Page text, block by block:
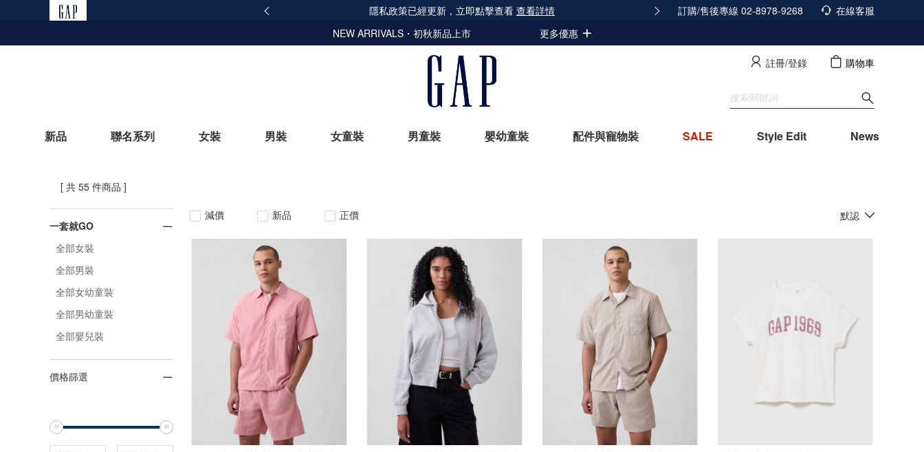
165反詐騙安全宣導 隱私政策已經更新，立即點擊查看 查看詳情 積分發放調整公告查看詳情
訂購/售後專線 02-8978-9268
在線客服
NEW ARRIVALS・初秋新品上市
更多優惠
註冊/登錄 購物車
新品 聯名系列 女裝 男裝 女童裝 男童裝 嬰幼童裝 配件與寵物裝 SALE Style Edit News
[ 共 55 件商品 ]
一套就GO
全部女裝
全部男裝
全部女幼童裝
全部男幼童裝
全部嬰兒裝
價格篩選
減價 新品 正價 默認